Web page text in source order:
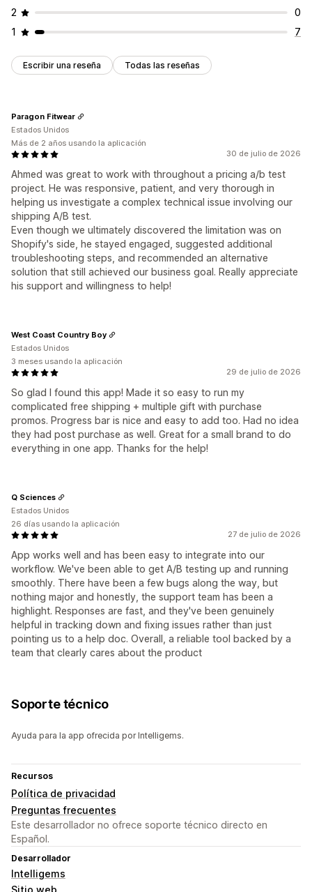
2
0
1
7
Escribir una reseña Todas las reseñas
30 de julio de 2026
Ahmed was great to work with throughout a pricing a/b test
project. He was responsive, patient, and very thorough in
helping us investigate a complex technical issue involving our
shipping A/B test.
Even though we ultimately discovered the limitation was on
Shopify's side, he stayed engaged, suggested additional
troubleshooting steps, and recommended an alternative
solution that still achieved our business goal. Really appreciate
his support and willingness to help!
Paragon Fitwear
Estados Unidos
Más de 2 años usando la aplicación
29 de julio de 2026
So glad I found this app! Made it so easy to run my
complicated free shipping + multiple gift with purchase
promos. Progress bar is nice and easy to add too. Had no idea
they had post purchase as well. Great for a small brand to do
everything in one app. Thanks for the help!
West Coast Country Boy
Estados Unidos
3 meses usando la aplicación
27 de julio de 2026
App works well and has been easy to integrate into our
workflow. We've been able to get A/B testing up and running
smoothly. There have been a few bugs along the way, but
nothing major and honestly, the support team has been a
highlight. Responses are fast, and they've been genuinely
helpful in tracking down and fixing issues rather than just
pointing us to a help doc. Overall, a reliable tool backed by a
team that clearly cares about the product
Q Sciences
Estados Unidos
26 días usando la aplicación
Soporte técnico
Ayuda para la app ofrecida por Intelligems.
Recursos
Política de privacidad
Preguntas frecuentes
Este desarrollador no ofrece soporte técnico directo en
Español.
Desarrollador
Intelligems